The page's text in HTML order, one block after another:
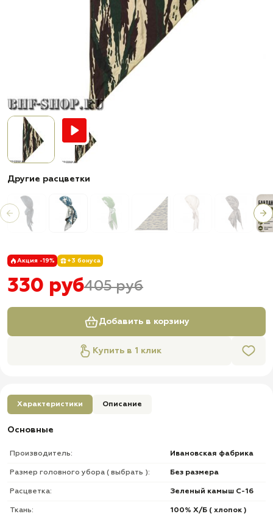
Другие расцветки
Акция -19% +3 бонуса
330 руб405 руб
Добавить в корзину
Купить в 1 клик
Характеристики Описание
Основные
Производитель: Ивановская фабрика
Размер головного убора ( выбрать ): Без размера
Расцветка: Зеленый камыш С-16
Ткань: 100% Х/Б ( хлопок )